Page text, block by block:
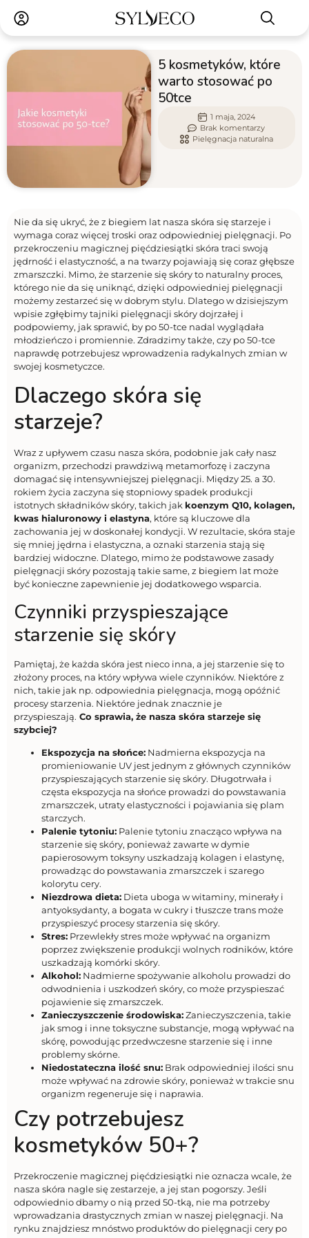
5 kosmetyków, które
warto stosować po
50tce
1 maja, 2024
Brak komentarzy
Pielęgnacja naturalna
Nie da się ukryć, że z biegiem lat nasza skóra się starzeje i
wymaga coraz więcej troski oraz odpowiedniej pielęgnacji. Po
przekroczeniu magicznej pięćdziesiątki skóra traci swoją
jędrność i elastyczność, a na twarzy pojawiają się coraz głębsze
zmarszczki. Mimo, że starzenie się skóry to naturalny proces,
którego nie da się uniknąć, dzięki odpowiedniej pielęgnacji
możemy zestarzeć się w dobrym stylu. Dlatego w dzisiejszym
wpisie zgłębimy tajniki pielęgnacji skóry dojrzałej i
podpowiemy, jak sprawić, by po 50-tce nadal wyglądała
młodzieńczo i promiennie. Zdradzimy także, czy po 50-tce
naprawdę potrzebujesz wprowadzenia radykalnych zmian w
swojej kosmetyczce.
Dlaczego skóra się
starzeje?
Wraz z upływem czasu nasza skóra, podobnie jak cały nasz
organizm, przechodzi prawdziwą metamorfozę i zaczyna
domagać się intensywniejszej pielęgnacji. Między 25. a 30.
rokiem życia zaczyna się stopniowy spadek produkcji
istotnych składników skóry, takich jak koenzym Q10, kolagen,
kwas hialuronowy i elastyna, które są kluczowe dla
zachowania jej w doskonałej kondycji. W rezultacie, skóra staje
się mniej jędrna i elastyczna, a oznaki starzenia stają się
bardziej widoczne. Dlatego, mimo że podstawowe zasady
pielęgnacji skóry pozostają takie same, z biegiem lat może
być konieczne zapewnienie jej dodatkowego wsparcia.
Czynniki przyspieszające
starzenie się skóry
Pamiętaj, że każda skóra jest nieco inna, a jej starzenie się to
złożony proces, na który wpływa wiele czynników. Niektóre z
nich, takie jak np. odpowiednia pielęgnacja, mogą opóźnić
procesy starzenia. Niektóre jednak znacznie je
przyspieszają. Co sprawia, że nasza skóra starzeje się
szybciej?
Ekspozycja na słońce: Nadmierna ekspozycja na
promieniowanie UV jest jednym z głównych czynników
przyspieszających starzenie się skóry. Długotrwała i
częsta ekspozycja na słońce prowadzi do powstawania
zmarszczek, utraty elastyczności i pojawiania się plam
starczych.
Palenie tytoniu: Palenie tytoniu znacząco wpływa na
starzenie się skóry, ponieważ zawarte w dymie
papierosowym toksyny uszkadzają kolagen i elastynę,
prowadząc do powstawania zmarszczek i szarego
kolorytu cery.
Niezdrowa dieta: Dieta uboga w witaminy, minerały i
antyoksydanty, a bogata w cukry i tłuszcze trans może
przyspieszyć procesy starzenia się skóry.
Stres: Przewlekły stres może wpływać na organizm
poprzez zwiększenie produkcji wolnych rodników, które
uszkadzają komórki skóry.
Alkohol: Nadmierne spożywanie alkoholu prowadzi do
odwodnienia i uszkodzeń skóry, co może przyspieszać
pojawienie się zmarszczek.
Zanieczyszczenie środowiska:Zanieczyszczenia, takie
jak smog i inne toksyczne substancje, mogą wpływać na
skórę, powodując przedwczesne starzenie się i inne
problemy skórne.
Niedostateczna ilość snu: Brak odpowiedniej ilości snu
może wpływać na zdrowie skóry, ponieważ w trakcie snu
organizm regeneruje się i naprawia.
Czy potrzebujesz
kosmetyków 50+?
Przekroczenie magicznej pięćdziesiątki nie oznacza wcale, że
nasza skóra nagle się zestarzeje, a jej stan pogorszy. Jeśli
odpowiednio dbamy o nią przed 50-tką, nie ma potrzeby
wprowadzania drastycznych zmian w naszej pielęgnacji. Na
rynku znajdziesz mnóstwo produktów do pielęgnacji cery po